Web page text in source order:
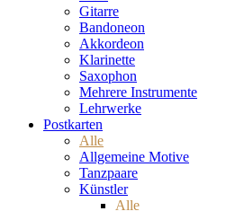
Gitarre
Bandoneon
Akkordeon
Klarinette
Saxophon
Mehrere Instrumente
Lehrwerke
Postkarten
Alle
Allgemeine Motive
Tanzpaare
Künstler
Alle